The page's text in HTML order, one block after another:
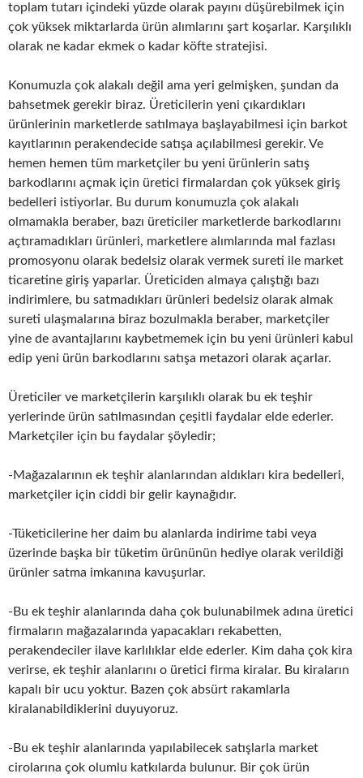
toplam tutarı içindeki yüzde olarak payını düşürebilmek için
çok yüksek miktarlarda ürün alımlarını şart koşarlar. Karşılıklı
olarak ne kadar ekmek o kadar köfte stratejisi.
Konumuzla çok alakalı değil ama yeri gelmişken, şundan da
bahsetmek gerekir biraz. Üreticilerin yeni çıkardıkları
ürünlerinin marketlerde satılmaya başlayabilmesi için barkot
kayıtlarının perakendecide satışa açılabilmesi gerekir. Ve
hemen hemen tüm marketçiler bu yeni ürünlerin satış
barkodlarını açmak için üretici firmalardan çok yüksek giriş
bedelleri istiyorlar. Bu durum konumuzla çok alakalı
olmamakla beraber, bazı üreticiler marketlerde barkodlarını
açtıramadıkları ürünleri, marketlere alımlarında mal fazlası
promosyonu olarak bedelsiz olarak vermek sureti ile market
ticaretine giriş yaparlar. Üreticiden almaya çalıştığı bazı
indirimlere, bu satmadıkları ürünleri bedelsiz olarak almak
sureti ulaşmalarına biraz bozulmakla beraber, marketçiler
yine de avantajlarını kaybetmemek için bu yeni ürünleri kabul
edip yeni ürün barkodlarını satışa metazori olarak açarlar.
Üreticiler ve marketçilerin karşılıklı olarak bu ek teşhir
yerlerinde ürün satılmasından çeşitli faydalar elde ederler.
Marketçiler için bu faydalar şöyledir;
-Mağazalarının ek teşhir alanlarından aldıkları kira bedelleri,
marketçiler için ciddi bir gelir kaynağıdır.
-Tüketicilerine her daim bu alanlarda indirime tabi veya
üzerinde başka bir tüketim ürününün hediye olarak verildiği
ürünler satma imkanına kavuşurlar.
-Bu ek teşhir alanlarında daha çok bulunabilmek adına üretici
firmaların mağazalarında yapacakları rekabetten,
perakendeciler ilave karlılıklar elde ederler. Kim daha çok kira
verirse, ek teşhir alanlarını o üretici firma kiralar. Bu kiraların
kapalı bir ucu yoktur. Bazen çok absürt rakamlarla
kiralanabildiklerini duyuyoruz.
-Bu ek teşhir alanlarında yapılabilecek satışlarla market
cirolarına çok olumlu katkılarda bulunur. Bir çok ürün